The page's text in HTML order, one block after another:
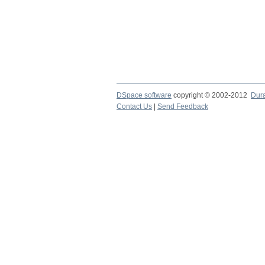
DSpace software copyright © 2002-2012
Contact Us
Send Feedback